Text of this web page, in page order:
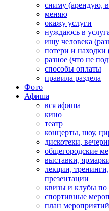
сниму (арендую,
меняю
окажу услуги
нуждаюсь в
ищу человека
потери и
разное (что не
способы оплаты
правила раздела
Фото
Афиша
вся афиша
кино
театр
концерты, шоу,
дискотеки,
общегородские
выставки,
лекции,
презентации
квизы и клубы по
спортивные
план